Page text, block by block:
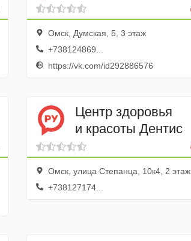
Омск, Думская, 5, 3 этаж
+738124869...
https://vk.com/id292886576
Центр здоровья
и красоты Дентис
Омск, улица Степанца, 10к4, 2 этаж
+738127174...